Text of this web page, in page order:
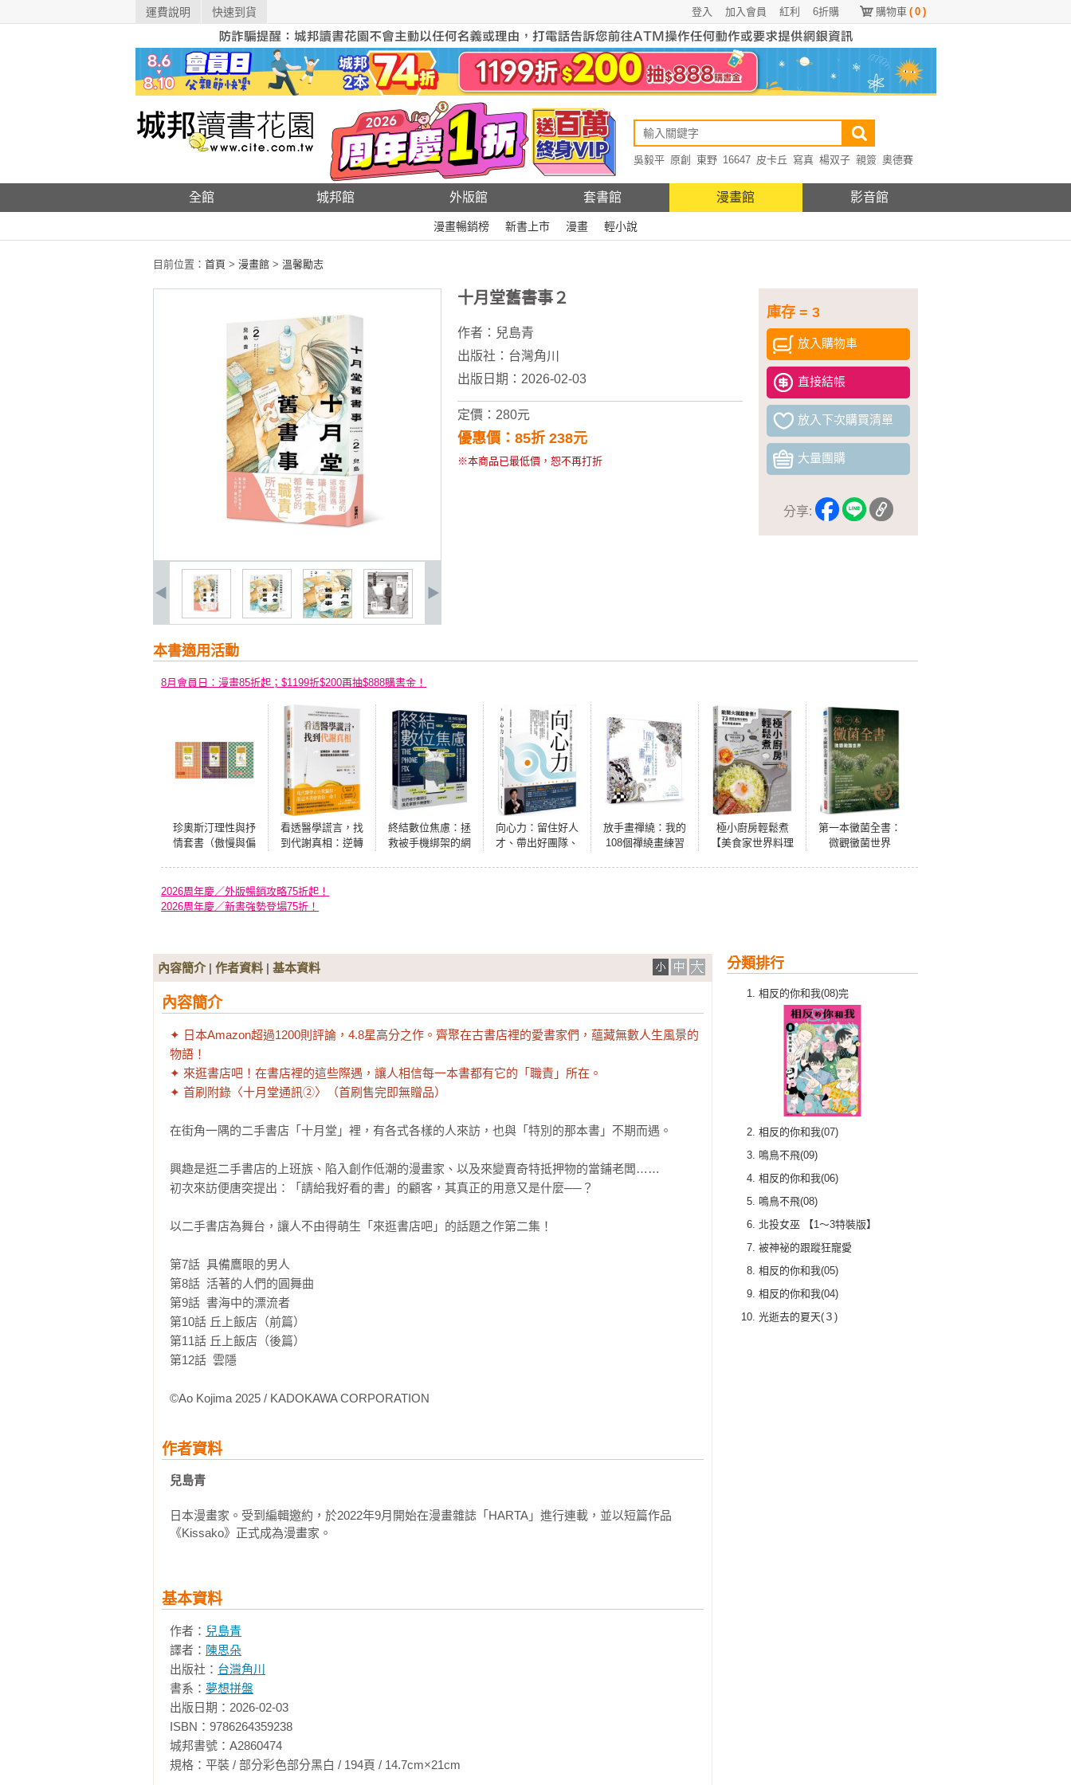
運費說明 快速到貨 購物車 ( 0 )
6折購
紅利
加入會員
登入
吳毅平 原創 東野 16647 皮卡丘 寫真 楊双子 親簽 奧德賽
全館 城邦館 外版館 套書館 漫畫館 影音館
漫畫暢銷榜 新書上市 漫畫 輕小說
目前位置： 首頁 > 漫畫館 > 溫馨勵志
庫存 = 3
放入購物車
直接結帳
放入下次購買清單
大量團購
分享:
十月堂舊書事２
作者： 兒島青
出版社： 台灣角川
出版日期：2026-02-03
定價：280元
優惠價：85折 238元
※本商品已最低價，恕不再打折
本書適用活動
8月會員日：漫畫85折起；$1199折$200再抽$888購書金！
珍奧斯汀理性與抒
情套書（傲慢與偏
插圖版〕＋勸服
〔珍奧斯汀最抒情
看透醫學謊言，找
到代謝真相：逆轉
長壽的自救指南
終結數位焦慮：拯
救被手機綁架的網
向心力：留住好人
才、帶出好團隊、
放手畫禪繞：我的
108個禪繞畫練習
極小廚房輕鬆煮
【美食家世界料理
第一本黴菌全書：
微觀黴菌世界
2026周年慶／外版暢銷攻略75折起！
2026周年慶／新書強勢登場75折！
分類排行
相反的你和我(08)完
相反的你和我(07)
鳴鳥不飛(09)
相反的你和我(06)
鳴鳥不飛(08)
北投女巫 【1～3特裝版】
被神祕的跟蹤狂寵愛
相反的你和我(05)
相反的你和我(04)
光逝去的夏天(３)
內容簡介| 作者資料 | 基本資料
內容簡介
✦ 日本Amazon超過1200則評論，4.8星高分之作。齊聚在古書店裡的愛書家們，蘊藏無數人生風景的
物語！
✦ 來逛書店吧！在書店裡的這些際遇，讓人相信每一本書都有它的「職責」所在。
✦ 首刷附錄〈十月堂通訊②〉（首刷售完即無贈品）
在街角一隅的二手書店「十月堂」裡，有各式各樣的人來訪，也與「特別的那本書」不期而遇。
興趣是逛二手書店的上班族、陷入創作低潮的漫畫家、以及來變賣奇特抵押物的當鋪老闆……
初次來訪便唐突提出：「請給我好看的書」的顧客，其真正的用意又是什麼──？
以二手書店為舞台，讓人不由得萌生「來逛書店吧」的話題之作第二集！
第7話  具備鷹眼的男人
第8話  活著的人們的圓舞曲
第9話  書海中的漂流者
第10話 丘上飯店（前篇）
第11話 丘上飯店（後篇）
第12話  雲隱
©Ao Kojima 2025 / KADOKAWA CORPORATION
作者資料
兒島青
日本漫畫家。受到編輯邀約，於2022年9月開始在漫畫雜誌「HARTA」進行連載，並以短篇作品
《Kissako》正式成為漫畫家。
基本資料
作者： 兒島青
譯者： 陳思朵
出版社： 台灣角川
書系： 夢想拼盤
出版日期：2026-02-03
ISBN：9786264359238
城邦書號：A2860474
規格：平裝 / 部分彩色部分黑白 / 194頁 / 14.7cm×21cm